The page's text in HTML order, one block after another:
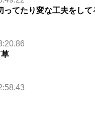
てたり変な工夫をして